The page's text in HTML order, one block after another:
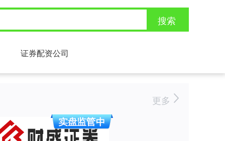
搜索
证券配资公司
更多